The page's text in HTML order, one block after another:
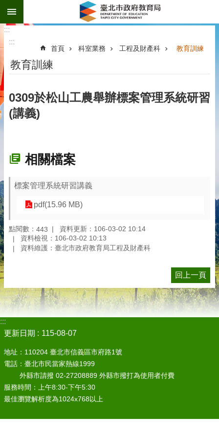
跳到主要內容區塊
:::
:::
首頁 科室業務 工程及財產科 教育訓練
教育訓練
0309於松山工農舉辦標案管理系統研習
(講義)
相關檔案
標案管理系統研習講義
pdf(15.96 MB)
點閱數： 443
資料更新：106-03-02 10:14
資料檢視：106-03-02 10:13
資料維護：臺北市政府教育局工程及財產科
回上一頁
:::
更新日期
115-08-07
地址：110204 臺北市信義區市府路1號
電話：臺北市民當家熱線1999
外縣市請撥 02-27208889 外縣市撥打為使用者付費
服務時間：上午8:30-下午5:30
最佳瀏覽解析度為1024x768以上